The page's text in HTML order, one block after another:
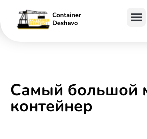
Самый большой
контейнер